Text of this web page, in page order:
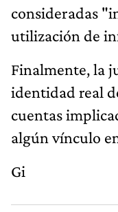
consideradas
utilización de
Finalmente, la
identidad real
cuentas
algún vínculo
Gi